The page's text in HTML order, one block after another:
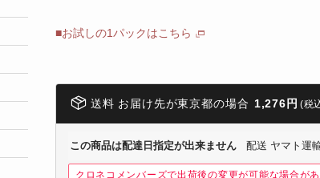
■お試しの1パックはこちら
送料 お届け先が東京都の場合 1,276円 (税
この商品は配達日指定が出来ません 配送 ヤマト運
クロネコメンバーズで出荷後の変更が可能な場合が